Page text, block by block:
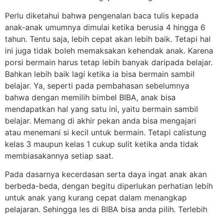
Perlu diketahui bahwa pengenalan baca tulis kepada
anak-anak umumnya dimulai ketika berusia 4 hingga 6
tahun. Tentu saja, lebih cepat akan lebih baik. Tetapi hal
ini juga tidak boleh memaksakan kehendak anak. Karena
porsi bermain harus tetap lebih banyak daripada belajar.
Bahkan lebih baik lagi ketika ia bisa bermain sambil
belajar. Ya, seperti pada pembahasan sebelumnya
bahwa dengan memilih bimbel BIBA, anak bisa
mendapatkan hal yang satu ini, yaitu bermain sambil
belajar. Memang di akhir pekan anda bisa mengajari
atau menemani si kecil untuk bermain. Tetapi calistung
kelas 3 maupun kelas 1 cukup sulit ketika anda tidak
membiasakannya setiap saat.
Pada dasarnya kecerdasan serta daya ingat anak akan
berbeda-beda, dengan begitu diperlukan perhatian lebih
untuk anak yang kurang cepat dalam menangkap
pelajaran. Sehingga les di BIBA bisa anda pilih. Terlebih